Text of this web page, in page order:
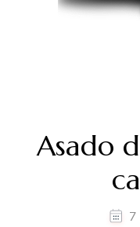
Asado
7